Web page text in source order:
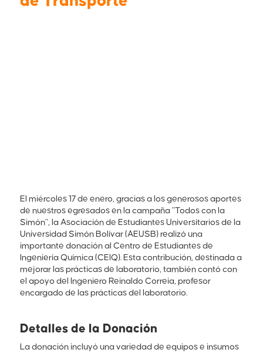
El miércoles 17 de enero, gracias a los generosos aportes
de nuestros egresados en la campaña "Todos con la
Simón", la Asociación de Estudiantes Universitarios de la
Universidad Simón Bolívar (AEUSB) realizó una
importante donación al Centro de Estudiantes de
Ingeniería Química (CEIQ). Esta contribución, destinada a
mejorar las prácticas de laboratorio, también contó con
el apoyo del Ingeniero Reinaldo Correia, profesor
encargado de las prácticas del laboratorio.
Detalles de la Donación
La donación incluyó una variedad de equipos e insumos